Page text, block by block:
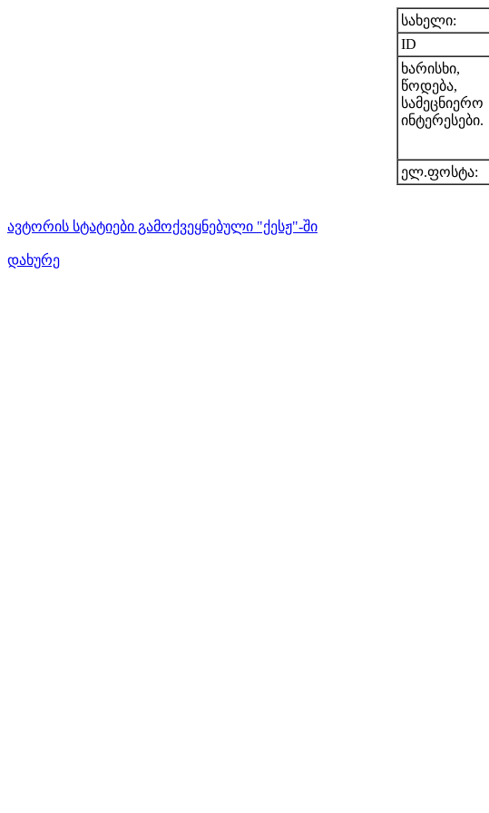
სახელი:
ID
ხარისხი,
წოდება,
სამეცნიერო
ინტერესები.
ელ.ფოსტა:
ავტორის სტატიები გამოქვეყნებული "ქესჟ"-ში
დახურე